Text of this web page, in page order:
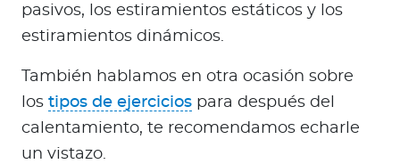
pasivos, los estiramientos estáticos y los
estiramientos dinámicos.
También hablamos en otra ocasión sobre
los tipos de ejercicios para después del
calentamiento, te recomendamos echarle
un vistazo.